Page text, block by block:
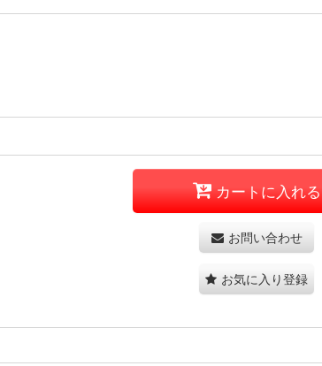
カートに入れる
お問い合わせ
お気に入り登録